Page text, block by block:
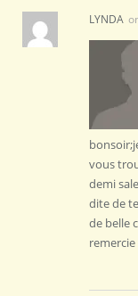
LYNDA
vous
demi
dite de
de belle